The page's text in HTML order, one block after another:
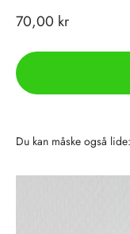
Salgspris
70,00 kr